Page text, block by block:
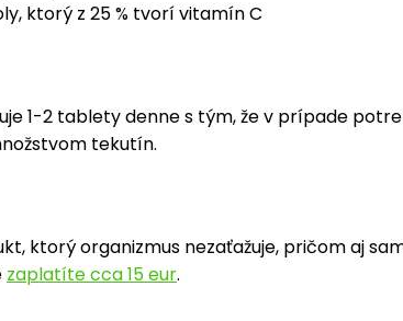
ktorý z 25 % tvorí vitamín C
1-2 tablety denne s tým, že v prípade
tekutín.
ktorý organizmus nezaťažuje, pričom aj
zaplatíte cca 15 eur.